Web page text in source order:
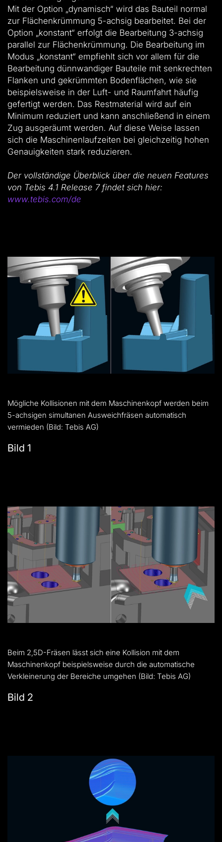
Mit der Option „dynamisch“ wird das Bauteil normal
zur Flächenkrümmung 5-achsig bearbeitet. Bei der
Option „konstant“ erfolgt die Bearbeitung 3-achsig
parallel zur Flächenkrümmung. Die Bearbeitung im
Modus „konstant“ empfiehlt sich vor allem für die
Bearbeitung dünnwandiger Bauteile mit senkrechten
Flanken und gekrümmten Bodenflächen, wie sie
beispielsweise in der Luft- und Raumfahrt häufig
gefertigt werden. Das Restmaterial wird auf ein
Minimum reduziert und kann anschließend in einem
Zug ausgeräumt werden. Auf diese Weise lassen
sich die Maschinenlaufzeiten bei gleichzeitig hohen
Genauigkeiten stark reduzieren.
Der vollständige Überblick über die neuen Features
von Tebis 4.1 Release 7 findet sich hier:
www.tebis.com/de
Mögliche Kollisionen mit dem Maschinenkopf werden beim
5-achsigen simultanen Ausweichfräsen automatisch
vermieden (Bild: Tebis AG)
Bild 1
Beim 2,5D-Fräsen lässt sich eine Kollision mit dem
Maschinenkopf beispielsweise durch die automatische
Verkleinerung der Bereiche umgehen (Bild: Tebis AG)
Bild 2